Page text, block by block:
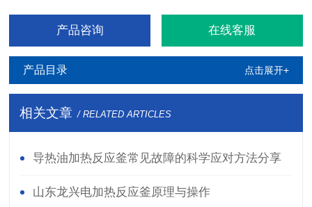
产品咨询 在线客服
产品目录 点击展开+
相关文章 / RELATED ARTICLES
导热油加热反应釜常见故障的科学应对方法分享
山东龙兴电加热反应釜原理与操作